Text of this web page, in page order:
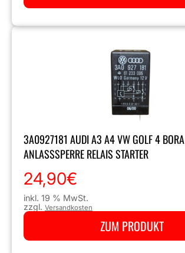
3A0927181 AUDI A3 A4 VW GOLF 4 BORA
ANLASSSPERRE RELAIS STARTER
24,90€
inkl. 19 % MwSt.
zzgl. Versandkosten
ZUM PRODUKT